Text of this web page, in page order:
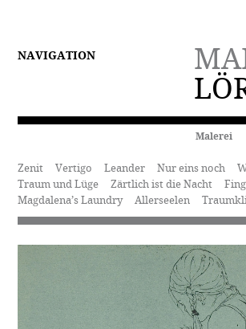
NAVIGATION
Malerei
Zenit Vertigo Leander Nur eins noch
Traum und Lüge
Zärtlich ist die Nacht
Magdalena’s Laundry
Allerseelen